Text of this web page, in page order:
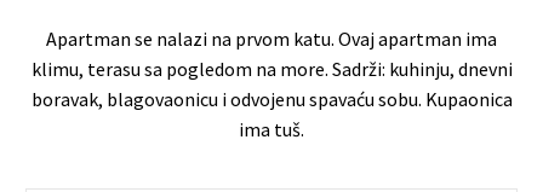
Apartman se nalazi na prvom katu. Ovaj apartman ima
klimu, terasu sa pogledom na more. Sadrži: kuhinju, dnevni
boravak, blagovaonicu i odvojenu spavaću sobu. Kupaonica
ima tuš.